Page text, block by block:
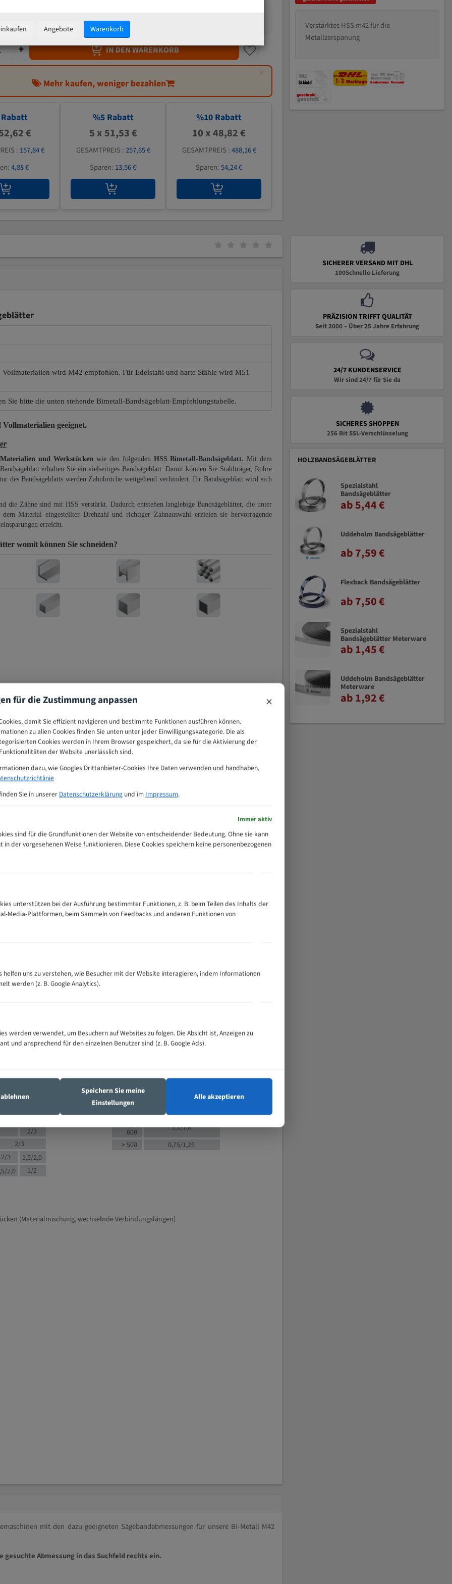
54,24 €
zzgl.Versandkosten
IN DEN WARENKORB
×
Mehr kaufen, weniger bezahlen
€
: 157,84 €
4,88 €
%5Rabatt
5 x 51,53 €
GESAMTPREIS :257,65 €
Sparen: 13,56 €
%10 Rabatt
10 x 48,82 €
GESAMTPREIS :488,16 €
Sparen:54,24 €
Verstärktes HSS m42 für die
Metallzerspanung
wird M42 empfohlen. Für Edelstahl und harte Stähle wird M51
Sie bitte die unten stehende Bimetall-Bandsägeblatt-Empfehlungstabelle.
geeignet.
und Werkstücken wie den folgenden HSS Bimetall-Bandsägeblatt. Mit dem
erhalten Sie ein vielseitiges Bandsägeblatt. Damit können Sie Stahlträger, Rohre
des Bandsägeblatts werden Zahnbrüche weitgehend verhindert. Ihr Bandsägeblatt wird sich
die Zähne sind mit HSS verstärkt. Dadurch entstehen langlebige Bandsägeblätter, die unter
Material eingestellter Drehzahl und richtiger Zahnauswahl erzielen sie hervorragende
erreicht.
womit können Sie schneiden?
Tabelle
300
500
4/6
4/6
4/5
4/5
2/3
2/3
2/3
1,5/2,0
2,0 1/2
M (mm)
Zähne pro
Zoll (ZpZ))
35 - 70
5/8
130 -
350
150 -
600
1,1/1,6
> 500
0,75/1,25
(Materialmischung, wechselnde Verbindungslängen)
mit den dazu geeigneten Sägebandabmessungen für unsere Bi-Metall M42
Abmessung in das Suchfeld rechts ein.
SICHERER VERSAND MIT DHL
100Schnelle Lieferung
PRÄZISION TRIFFT QUALITÄT
Seit 2000 – Über 25 Jahre Erfahrung
24/7 KUNDENSERVICE
Wir sind 24/7 für Sie da
SICHERES SHOPPEN
256 Bit SSL-Verschlüsselung
HOLZBANDSÄGEBLÄTTER
Spezialstahl
Bandsägeblätter
ab 5,44 €
Uddeholm Bandsägeblätter
ab 7,59 €
Flexback Bandsägeblätter
ab 7,50 €
Spezialstahl
Bandsägeblätter Meterware
ab 1,45 €
Uddeholm Bandsägeblätter
Meterware
ab 1,92 €
Angebote Warenkorb
für die Zustimmung anpassen ×
damit Sie effizient navigieren und bestimmte Funktionen ausführen können.
zu allen Cookies finden Sie unten unter jeder Einwilligungskategorie. Die als
Cookies werden in Ihrem Browser gespeichert, da sie für die Aktivierung der
der Website unerlässlich sind.
dazu, wie Googles Drittanbieter-Cookies Ihre Daten verwenden und handhaben,
Sie in unserer Datenschutzerklärung und im Impressum.
Immer aktiv
sind für die Grundfunktionen der Website von entscheidender Bedeutung. Ohne sie kann
in der vorgesehenen Weise funktionieren. Diese Cookies speichern keine personenbezogenen
unterstützen bei der Ausführung bestimmter Funktionen, z. B. beim Teilen des Inhalts der
Media-Plattformen, beim Sammeln von Feedbacks und anderen Funktionen von
helfen uns zu verstehen, wie Besucher mit der Website interagieren, indem Informationen
werden (z. B. Google Analytics).
werden verwendet, um Besuchern auf Websites zu folgen. Die Absicht ist, Anzeigen zu
und ansprechend für den einzelnen Benutzer sind (z. B. Google Ads).
Speichern Sie meine
Einstellungen
Alle akzeptieren